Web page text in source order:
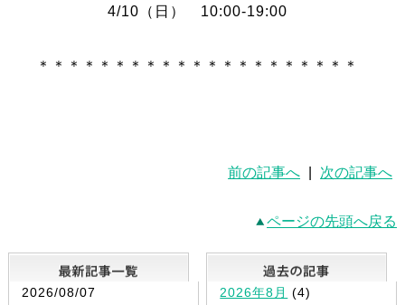
4/10（日） 10:00-19:00
＊＊＊＊＊＊＊＊＊＊＊＊＊＊＊＊＊＊＊＊＊
前の記事へ 次の記事へ
ページの先頭へ戻る
最新記事一覧
2026/08/07
2026年8月 (4)